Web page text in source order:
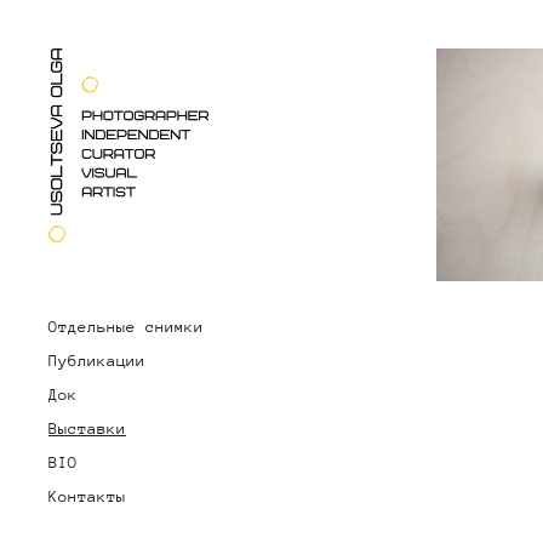
Отдельные снимки
Публикации
Док
Выставки
BIO
Контакты